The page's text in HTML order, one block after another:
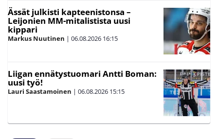
Ässät julkisti kapteenistonsa –
Leijonien MM-mitalistista uusi
kippari
Markus Nuutinen | 06.08.2026 16:15
Liigan ennätystuomari Antti Boman:
uusi työ!
Lauri Saastamoinen | 06.08.2026 15:15